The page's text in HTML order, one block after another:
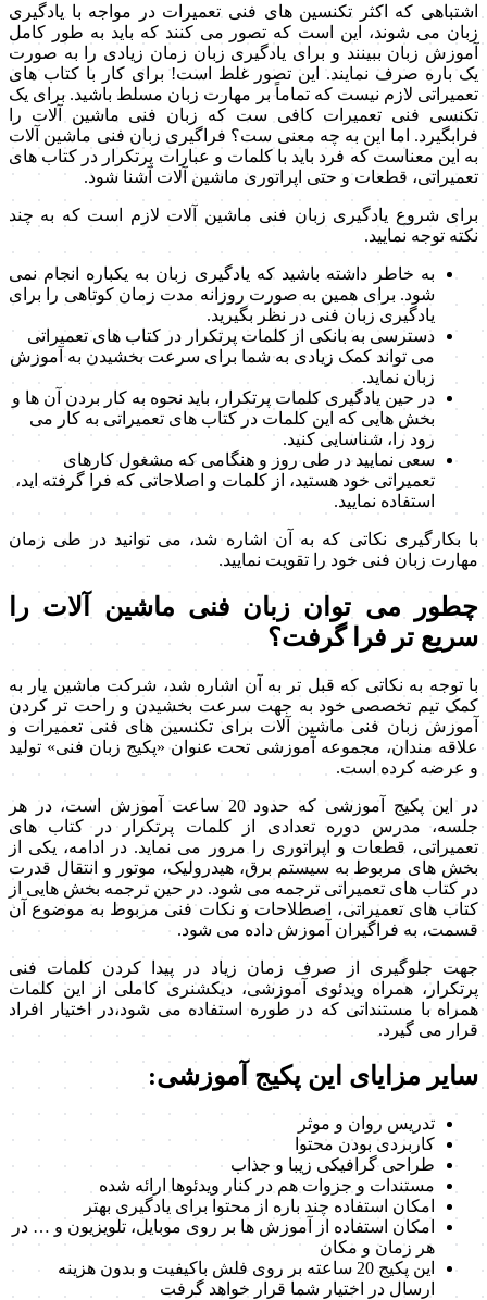
اشتباهی که اکثر تکنسین های فنی تعمیرات در مواجه با یادگیری
زبان می شوند، این است که تصور می کنند که باید به طور کامل
آموزش زبان ببینند و برای یادگیری زبان زمان زیادی را به صورت
یک باره صرف نمایند. این تصور غلط است! برای کار با کتاب های
تعمیراتی لازم نیست که تماماً بر مهارت زبان مسلط باشید. برای یک
تکنسی فنی تعمیرات کافی ست که زبان فنی ماشین آلات را
فرابگیرد. اما این به چه معنی ست؟ فراگیری زبان فنی ماشین آلات
به این معناست که فرد باید با کلمات و عبارات پرتکرار در کتاب های
تعمیراتی، قطعات و حتی اپراتوری ماشین آلات آشنا شود.
برای شروع یادگیری زبان فنی ماشین آلات لازم است که به چند
نکته توجه نمایید.
به خاطر داشته باشید که یادگیری زبان به یکباره انجام نمی
شود. برای همین به صورت روزانه مدت زمان کوتاهی را برای
یادگیری زبان فنی در نظر بگیرید.
دسترسی به بانکی از کلمات پرتکرار در کتاب های تعمیراتی
می تواند کمک زیادی به شما برای سرعت بخشیدن به آموزش
زبان نماید.
در حین یادگیری کلمات پرتکرار، باید نحوه به کار بردن آن ها و
بخش هایی که این کلمات در کتاب های تعمیراتی به کار می
رود را، شناسایی کنید.
سعی نمایید در طی روز و هنگامی که مشغول کارهای
تعمیراتی خود هستید، از کلمات و اصلاحاتی که فرا گرفته اید،
استفاده نمایید.
با بکارگیری نکاتی که به آن اشاره شد، می توانید در طی زمان
مهارت زبان فنی خود را تقویت نمایید.
چطور می توان زبان فنی ماشین آلات را
سریع تر فرا گرفت؟
با توجه به نکاتی که قبل تر به آن اشاره شد، شرکت ماشین یار به
کمک تیم تخصصی خود به جهت سرعت بخشیدن و راحت تر کردن
آموزش زبان فنی ماشین آلات برای تکنسین های فنی تعمیرات و
علاقه مندان، مجموعه آموزشی تحت عنوان «پکیج زبان فنی» تولید
و عرضه کرده است.
در این پکیج آموزشی که حدود 20 ساعت آموزش است، در هر
جلسه، مدرس دوره تعدادی از کلمات پرتکرار در کتاب های
تعمیراتی، قطعات و اپراتوری را مرور می نماید. در ادامه، یکی از
بخش های مربوط به سیستم برق، هیدرولیک، موتور و انتقال قدرت
در کتاب های تعمیراتی ترجمه می شود. در حین ترجمه بخش هایی از
کتاب های تعمیراتی، اصطلاحات و نکات فنی مربوط به موضوع آن
قسمت، به فراگیران آموزش داده می شود.
جهت جلوگیری از صرف زمان زیاد در پیدا کردن کلمات فنی
پرتکرار، همراه ویدئوی آموزشی، دیکشنری کاملی از این کلمات
همراه با مستنداتی که در طوره استفاده می شود،در اختیار افراد
قرار می گیرد.
سایر مزایای این پکیج آموزشی:
تدریس روان و موثر
کاربردی بودن محتوا
طراحی گرافیکی زیبا و جذاب
مستندات و جزوات هم در کنار ویدئوها ارائه شده
امکان استفاده چند باره از محتوا برای یادگیری بهتر
امکان استفاده از آموزش ها بر روی موبایل، تلویزیون و … در
هر زمان و مکان
این پکیج 20 ساعته بر روی فلش باکیفیت و بدون هزینه
ارسال در اختیار شما قرار خواهد گرفت